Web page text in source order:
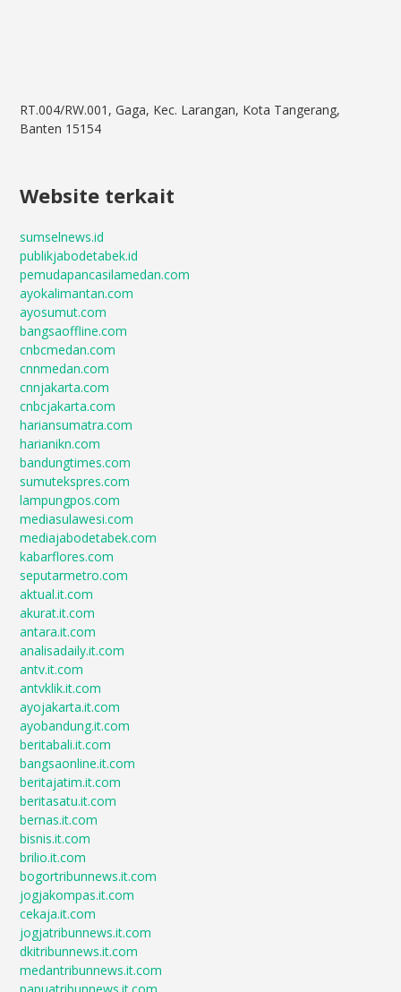
RT.004/RW.001, Gaga, Kec. Larangan, Kota Tangerang,
Banten 15154
Website terkait
sumselnews.id
publikjabodetabek.id
pemudapancasilamedan.com
ayokalimantan.com
ayosumut.com
bangsaoffline.com
cnbcmedan.com
cnnmedan.com
cnnjakarta.com
cnbcjakarta.com
hariansumatra.com
harianikn.com
bandungtimes.com
sumutekspres.com
lampungpos.com
mediasulawesi.com
mediajabodetabek.com
kabarflores.com
seputarmetro.com
aktual.it.com
akurat.it.com
antara.it.com
analisadaily.it.com
antv.it.com
antvklik.it.com
ayojakarta.it.com
ayobandung.it.com
beritabali.it.com
bangsaonline.it.com
beritajatim.it.com
beritasatu.it.com
bernas.it.com
bisnis.it.com
brilio.it.com
bogortribunnews.it.com
jogjakompas.it.com
cekaja.it.com
jogjatribunnews.it.com
dkitribunnews.it.com
medantribunnews.it.com